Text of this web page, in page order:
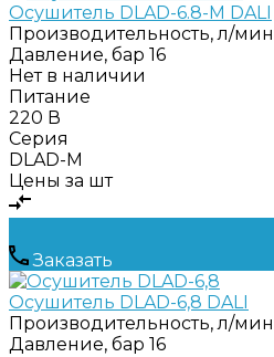
Осушитель DLAD-6.8-M DALI
Производительность, л/мин
Давление, бар 16
Нет в наличии
Питание
220 В
Серия
DLAD-M
Цены за шт
Заказать
Осушитель DLAD-6,8 DALI
Производительность, л/мин
Давление, бар 16